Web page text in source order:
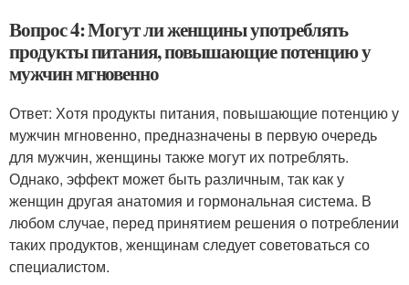
Вопрос 4: Могут ли женщины употреблять
продукты питания, повышающие потенцию у
мужчин мгновенно
Ответ: Хотя продукты питания, повышающие потенцию у
мужчин мгновенно, предназначены в первую очередь
для мужчин, женщины также могут их потреблять.
Однако, эффект может быть различным, так как у
женщин другая анатомия и гормональная система. В
любом случае, перед принятием решения о потреблении
таких продуктов, женщинам следует советоваться со
специалистом.